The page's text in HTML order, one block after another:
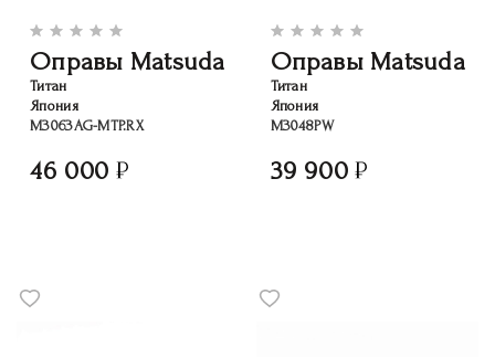
Оправы Matsuda
Титан
Япония
M3063AG-MTP.RX
46 000
Оправы Matsuda
Титан
Япония
M3048PW
39 900